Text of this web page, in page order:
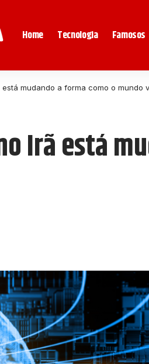
Home Tecnologia Famosos
mudando a forma como o mundo
Irã está